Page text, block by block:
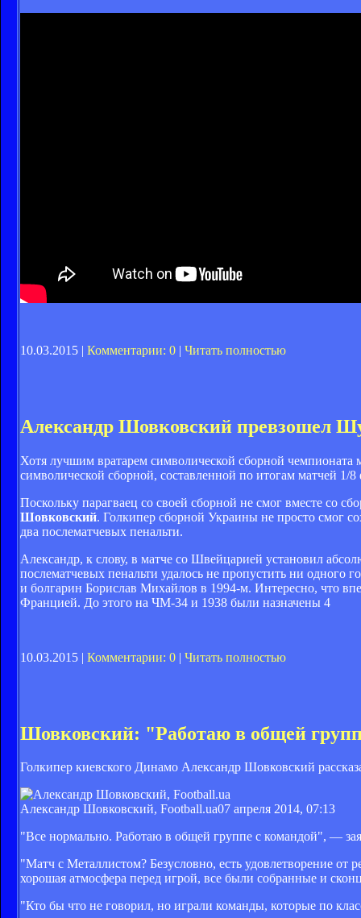
10.03.2015 | Комментарии: 0 | Читать полностью
Александр Шовковский превзошел
Хотя лучшим вратарем символической сборной чемпионата
символической сборной, составленной по итогам матчей 1/8
Поскольку парагваец со своей сборной не смог вместе со
Шовковский. Голкипер сборной Украины не просто смог
два послематчевых пенальти.
Александр, к слову, в матче со Швейцарией установил
послематчевых пенальти удалось не пропустить ни
и болгарин Борислав Михайлов в 1994-м. Интересно, что
Францией. До этого на ЧМ-34 и 1938 были назначены 4
10.03.2015 | Комментарии: 0 | Читать полностью
Шовковский: "Работаю в общей
Голкипер киевского Динамо Александр Шовковский
Александр Шовковский, Football.ua07 апреля 2014, 07:13
"Все нормально. Работаю в общей группе с командой", —
"Матч с Металлистом? Безусловно, есть удовлетворение от
хорошая атмосфера перед игрой, все были собранные и
"Кто бы что не говорил, но играли команды, которые по